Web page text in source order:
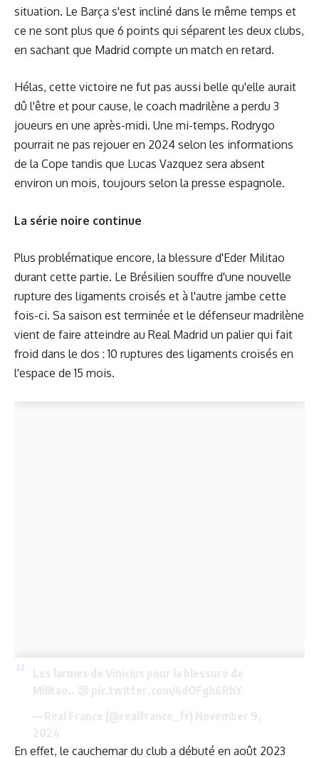
situation. Le Barça s'est incliné dans le même temps et
ce ne sont plus que 6 points qui séparent les deux clubs,
en sachant que Madrid compte un match en retard.
Hélas, cette victoire ne fut pas aussi belle qu'elle aurait
dû l'être et pour cause, le coach madrilène a perdu 3
joueurs en une après-midi. Une mi-temps. Rodrygo
pourrait ne pas rejouer en 2024 selon les informations
de la Cope tandis que Lucas Vazquez sera absent
environ un mois, toujours selon la presse espagnole.
La série noire continue
Plus problématique encore, la blessure d'Eder Militao
durant cette partie. Le Brésilien souffre d'une nouvelle
rupture des ligaments croisés et à l'autre jambe cette
fois-ci. Sa saison est terminée et le défenseur madrilène
vient de faire atteindre au Real Madrid un palier qui fait
froid dans le dos : 10 ruptures des ligaments croisés en
l'espace de 15 mois.
En effet, le cauchemar du club a débuté en août 2023